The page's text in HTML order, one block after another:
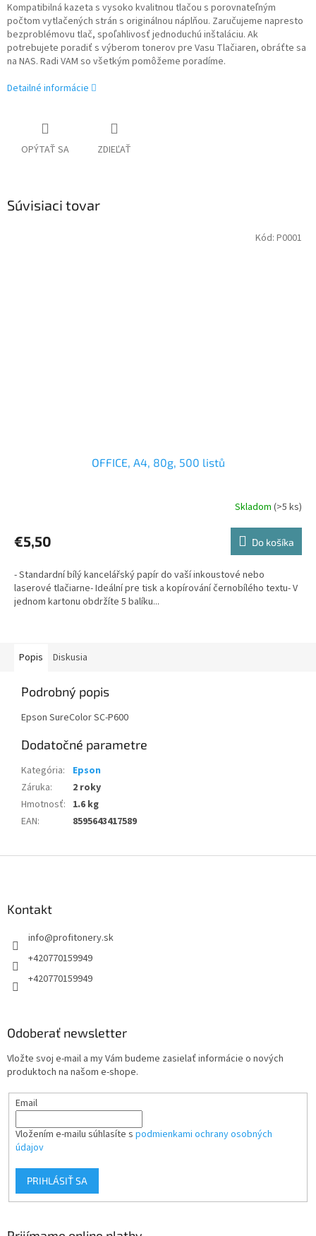
Kompatibilná kazeta s vysoko kvalitnou tlačou s porovnateľným
počtom vytlačených strán s originálnou náplňou. Zaručujeme napresto
bezproblémovu tlač, spoľahlivosť jednoduchú inštaláciu. Ak
potrebujete poradiť s výberom tonerov pre Vasu Tlačiaren, obráťte sa
na NAS. Radi VAM so všetkým pomôžeme poradíme.
Detailné informácie
OPÝTAŤ SA ZDIEĽAŤ
Súvisiaci tovar
OFFICE, A4, 80g, 500 listů
Skladom (>5 ks)
€5,50 Do košíka
- Standardní bílý kancelářský papír do vaší inkoustové nebo
laserové tlačiarne- Ideální pre tisk a kopírování černobílého textu- V
jednom kartonu obdržíte 5 balíku...
Kód: P0001
Popis Diskusia
Podrobný popis
Epson SureColor SC-P600
Dodatočné parametre
Kategória:
Epson
Záruka:
2 roky
Hmotnosť: 1.6 kg
EAN: 8595643417589
Kontakt
info@profitonery.sk
+420770159949
+420770159949
Odoberať newsletter
Vložte svoj e-mail a my Vám budeme zasielať informácie o nových
produktoch na našom e-shope.
Email
Vložením e-mailu súhlasíte s podmienkami ochrany osobných
údajov
PRIHLÁSIŤ SA